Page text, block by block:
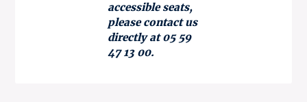
accessible seats,
please contact us
directly at 05 59
47 13 00.